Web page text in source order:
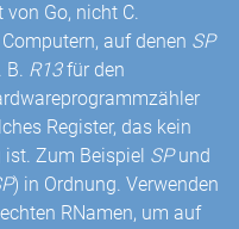
von Go, nicht C.
auf denen SP
R13für den
Register, das kein
Zum Beispiel SPund
) in Ordnung. Verwenden
RNamen, um auf